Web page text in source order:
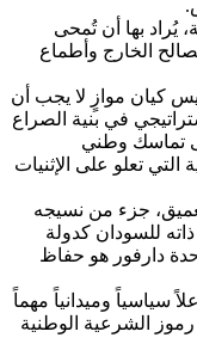
يُراد بها أن تُمحى
الخارج وأطماع
كيان موازٍ لا يجب أن
في بنية الصراع
تماسك وطني
تعلو على الإثنيات
جزء من نسيجه
للسودان كدولة
دارفور هو حفاظ
سياسياً وميدانياً مهماً
الشرعية الوطنية